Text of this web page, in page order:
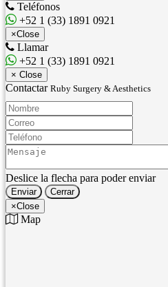
Teléfonos
+52 1 (33) 1891 0921
×Close
Llamar
+52 1 (33) 1891 0921
× Close
Contactar Ruby Surgery & Aesthetics
Nombre:
Correo:
Teléfono:
Mensaje:
Deslice la flecha para poder enviar
Enviar
Cerrar
×Close
Map